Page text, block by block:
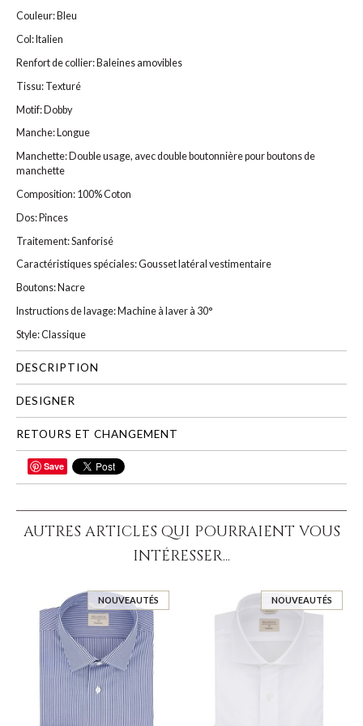
Couleur: Bleu
Col: Italien
Renfort de collier: Baleines amovibles
Tissu: Texturé
Motif: Dobby
Manche: Longue
Manchette: Double usage, avec double boutonnière pour boutons de
manchette
Composition: 100% Coton
Dos: Pinces
Traitement: Sanforisé
Caractéristiques spéciales: Gousset latéral vestimentaire
Boutons: Nacre
Instructions de lavage: Machine à laver à 30°
Style: Classique
DESCRIPTION
DESIGNER
RETOURS ET CHANGEMENT
PARTAGER
Save
AUTRES ARTICLES QUI POURRAIENT VOUS
INTÉRESSER...
NOUVEAUTÉS NOUVEAUTÉS